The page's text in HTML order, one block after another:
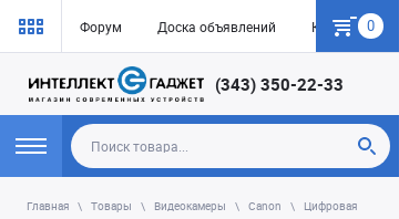
Форум Доска объявлений Как купить
0
(343) 350-22-33
Главная Товары Видеокамеры Canon
Цифровая